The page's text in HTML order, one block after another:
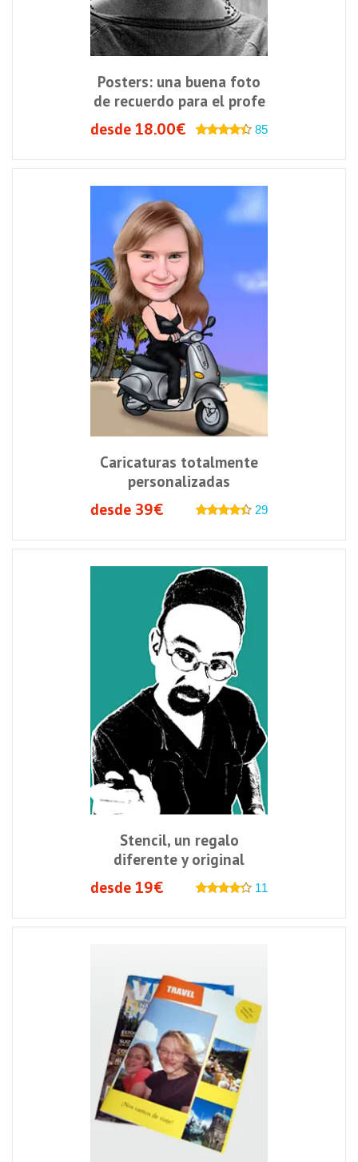
Posters: una buena foto
de recuerdo para el profe
desde 18.00€
85
Caricaturas totalmente
personalizadas
desde 39€
29
Stencil, un regalo
diferente y original
desde 19€
11